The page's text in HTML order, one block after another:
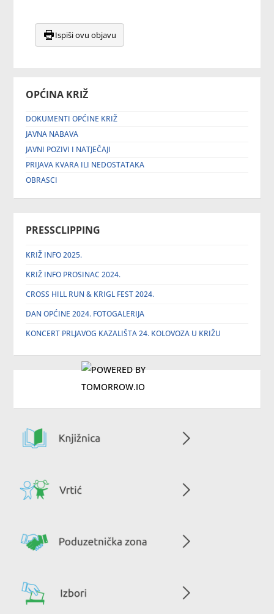
OPĆINA KRIŽ
DOKUMENTI OPĆINE KRIŽ
JAVNA NABAVA
JAVNI POZIVI I NATJEČAJI
PRIJAVA KVARA ILI NEDOSTATAKA
OBRASCI
PRESSCLIPPING
KRIŽ INFO 2025.
KRIŽ INFO PROSINAC 2024.
CROSS HILL RUN & KRIGL FEST 2024.
DAN OPĆINE 2024. FOTOGALERIJA
KONCERT PRLJAVOG KAZALIŠTA 24. KOLOVOZA U KRIŽU
Ispiši ovu objavu